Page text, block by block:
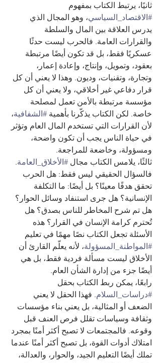
ثانيًا، يرتبط الكتاب بمفهوم
#الاقتصاد_السياسي، وهو المجال الذي
يدرس العلاقة بين المال والسلطة
والقرارات العامة. فالحرب ليست حدثًا
عسكريًا فقط، بل قد تكون أيضًا مرتبطة
بعقود، وتمويل، وإنتاج، وإعادة إعمار،
وتجارة، وتقنيات، وديون. وهذا لا يعني أن كل
قرار دفاعي غير أخلاقي، ولا يعني أن كل
مؤسسة مرتبطة بالأمن تعمل لمصلحة
خاصة. لكن الكتاب يذكّرنا بأهمية #الشفافية،
لأن القرارات التي تستخدم المال العام وتؤثر
في حياة الناس يجب أن تكون واضحة،
ومسؤولة، وخاضعة للمراجعة.
ثالثًا، يلامس الكتاب مجال #الأخلاق_العامة.
فالسؤال الحقيقي ليس فقط: هل الحرب
تحقق هدفًا معينًا؟ بل أيضًا: ما التكلفة
الإنسانية؟ هل جرى استنفاد وسائل الحوار؟
هل تم شرح المخاطر للناس بصدق؟ هل
تُحترم كرامة الإنسان في القرار؟ هذه
الأسئلة تجعل الكتاب نصًا مهمًا في تعليم
#المواطنة_المسؤولة، لأنه يعلّم القارئ أن
الأخلاق ليست مسألة فردية فقط، بل هي
أيضًا جزء من إدارة الشأن العام.
رابعًا، يمكن ربط الكتاب بحقل
#دراسات_السلام. فهذا الحقل لا يعني
الضعف أو المثالية، بل يعني بناء مؤسسات
وثقافة وسياسات تقلل فرص العنف قبل
وقوعه. فالمجتمعات لا تصبح أكثر أمنًا بمجرد
امتلاك أدوات القوة، بل تصبح أكثر أمنًا عندما
تملك أيضًا التعليم الجيد، والحوار، والعدالة،